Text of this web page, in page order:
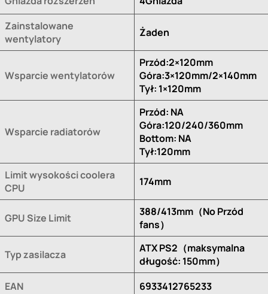
Zainstalowane
wentylatory
Żaden
Wsparcie wentylatorów
Przód:2×120mm
Góra:3×120mm/2×140mm
Tył: 1×120mm
Wsparcie radiatorów
Przód: NA
Góra:120/240/360mm
Bottom: NA
Tył:120mm
Limit wysokości coolera
CPU
174mm
GPU Size Limit
388/413mm（No Przód
fans）
Typ zasilacza
ATX PS2（maksymalna
długość: 150mm）
EAN
6933412765233